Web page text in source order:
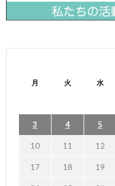
月 火 水
3 4 5
10 11 12
17 18 19